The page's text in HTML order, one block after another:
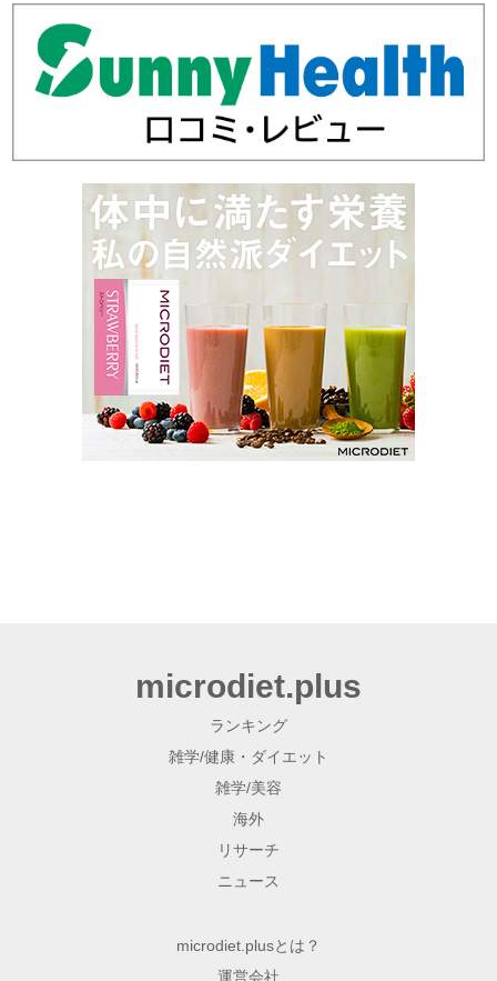
microdiet.plus
ランキング
雑学/健康・ダイエット
雑学/美容
海外
リサーチ
ニュース
microdiet.plusとは？
運営会社